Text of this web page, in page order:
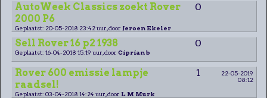
AutoWeek Classics zoekt Rover
2000 P6
0
Geplaatst: 20-05-2018 23:42 uur, door Jeroen Ekeler
Sell Rover 16 p2 1938 0
Geplaatst: 16-04-2018 15:19 uur, door Ciprian b
Rover 600 emissie lampje
raadsel!
1
22-05-2019
08:12
Geplaatst: 03-04-2018 14:24 uur, door L M Murk